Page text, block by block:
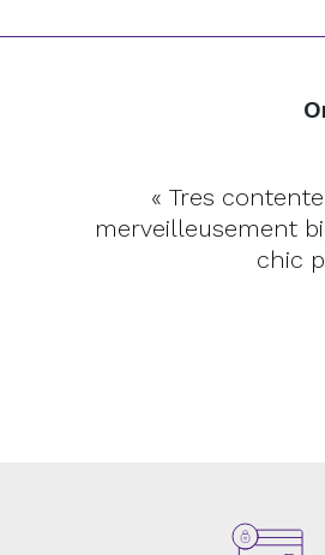
« Tapis de très
Livraison